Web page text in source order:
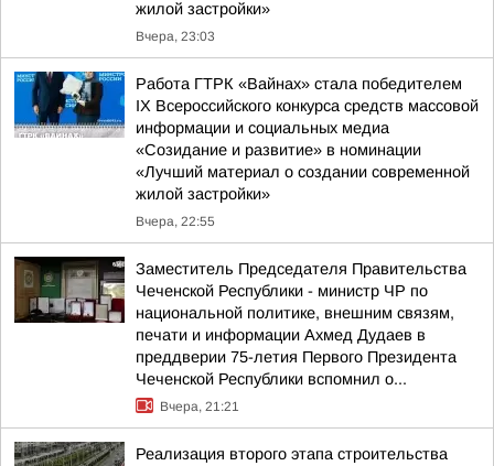
жилой застройки»
Вчера, 23:03
Работа ГТРК «Вайнах» стала победителем
IX Всероссийского конкурса средств массовой
информации и социальных медиа
«Созидание и развитие» в номинации
«Лучший материал о создании современной
жилой застройки»
Вчера, 22:55
Заместитель Председателя Правительства
Чеченской Республики - министр ЧР по
национальной политике, внешним связям,
печати и информации Ахмед Дудаев в
преддверии 75-летия Первого Президента
Чеченской Республики вспомнил о...
Вчера, 21:21
Реализация второго этапа строительства